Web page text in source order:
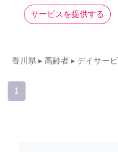
サービスを提供する
香川県 ▸ 高齢者 ▸ デイサー
1